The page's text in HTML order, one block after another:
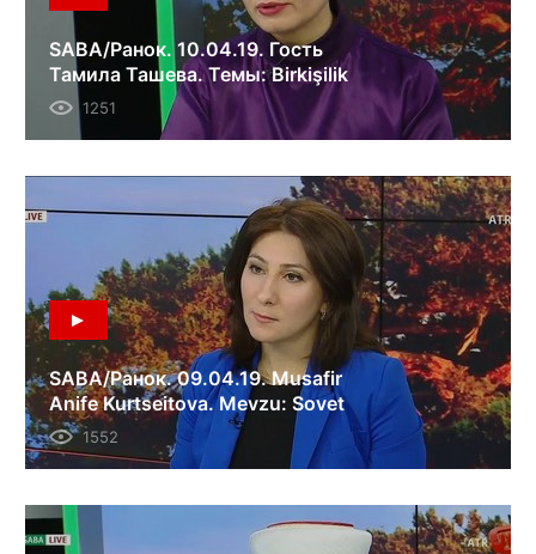
SABA/Ранок. 10.04.19. Гость
Тамила Ташева. Темы: Birkişilik
narazılıqta iştirak etüv.
Милитаризация Крыма, как
крымцев.
1251
SABA/Ранок. 09.04.19. Musafir
Anife Kurtseitova. Mevzu: Sovet
devirinde sürgünlikke oğrağan
halqlarınıñ hatırısına resim yarışı.
1552